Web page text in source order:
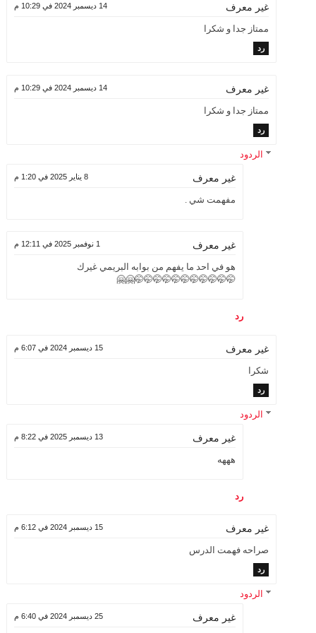
غير معرف 14 ديسمبر 2024 في 10:29 م
ممتاز جدا و شكرا
رد
غير معرف 14 ديسمبر 2024 في 10:29 م
ممتاز جدا و شكرا
رد
الردود
غير معرف 8 يناير 2025 في 1:20 م
مفهمت شي .
غير معرف 1 نوفمبر 2025 في 12:11 م
هو في احد ما يفهم من بوابه البريمي غيرك
🤭🤭🤭🤭🤭🤭🤭🤭🤭🤭🤭🤗🤗
رد
غير معرف 15 ديسمبر 2024 في 6:07 م
شكرا
رد
الردود
غير معرف 13 ديسمبر 2025 في 8:22 م
هههه
رد
غير معرف 15 ديسمبر 2024 في 6:12 م
صراحه فهمت الدرس
رد
الردود
غير معرف 25 ديسمبر 2024 في 6:40 م